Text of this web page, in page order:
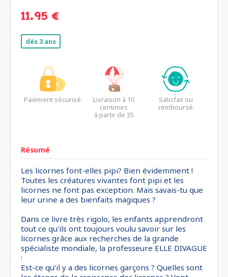
11.95 €
dès 3 ans
Paiement sécurisé
Livraison à 10
centimes
à partir de 35
Satisfait ou
remboursé
Résumé
Les licornes font-elles pipi? Bien évidemment !
Toutes les créatures vivantes font pipi et les
licornes ne font pas exception. Mais savais-tu que
leur urine a des bienfaits magiques ?
Dans ce livre très rigolo, les enfants apprendront
tout ce qu'ils ont toujours voulu savoir sur les
licornes grâce aux recherches de la grande
spécialiste mondiale, la professeure ELLE DIVAGUE
:
Est-ce qu’il y a des licornes garçons ? Quelles sont